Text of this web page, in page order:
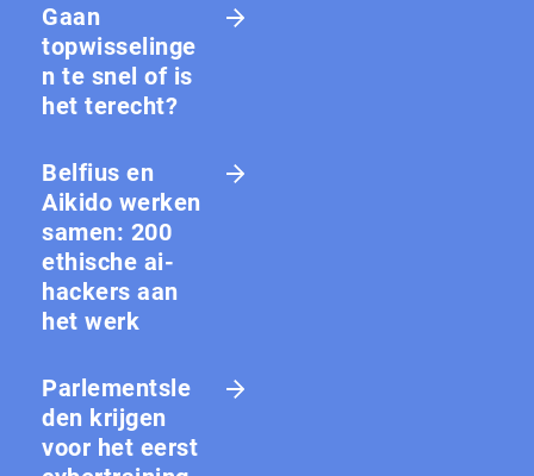
Gaan
topwisselinge
n te snel of is
het terecht?
Belfius en
Aikido werken
samen: 200
ethische ai-
hackers aan
het werk
Parlementsle
den krijgen
voor het eerst